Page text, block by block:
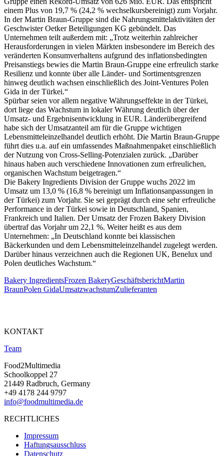
einem Plus von 19,7 % (24,2 % wechselkursbereinigt) zum Vorjahr.
In der Martin Braun-Gruppe sind die Nahrungsmittelaktivitäten der
Geschwister Oetker Beteiligungen KG gebündelt. Das
Unternehmen teilt außerdem mit: „Trotz weiterhin zahlreicher
Herausforderungen in vielen Märkten insbesondere im Bereich des
veränderten Konsumverhaltens aufgrund des inflationsbedingten
Preisanstiegs bewies die Martin Braun-Gruppe eine erfreulich starke
Resilienz und konnte über alle Länder- und Sortimentsgrenzen
hinweg deutlich wachsen einschließlich des Joint-Ventures Polen
Gida in der Türkei.“
Spürbar seien vor allem negative Währungseffekte in der Türkei,
dort liege das Wachstum in lokaler Währung deutlich über der
Umsatz- und Ergebnisentwicklung in EUR. Länderübergreifend
habe sich der Umsatzanteil am für die Gruppe wichtigen
Lebensmitteleinzelhandel deutlich erhöht. Die Martin Braun-Gruppe
führt dies u.a. auf ein umfassendes Maßnahmenpaket einschließlich
der Nutzung von Cross-Selling-Potenzialen zurück. „Darüber
hinaus haben auch verschiedene Innovationen zum erfreulichen,
organischen Wachstum beigetragen.“
Die Bakery Ingredients Division der Gruppe wuchs 2022 im
Umsatz um 13,0 % (16,8 % bereinigt um Inflationsanpassungen in
der Türkei) zum Vorjahr. Sie sei geprägt durch eine sehr erfreuliche
Performance in der Türkei sowie in Deutschland, Spanien,
Frankreich und Italien. Der Umsatz der Frozen Bakery Division
übertraf das Vorjahr um 22,1 %. Weiter heißt es aus dem
Unternehmen: „In Deutschland konnte bei klassischen
Bäckerkunden und dem Lebensmitteleinzelhandel zugelegt werden.
Darüber hinaus verzeichnen auch die Regionen UK, Benelux und
Polen deutliches Wachstum.“
Bakery IngredientsFrozen BakeryGeschäftsberichtMartin
BraunPolen GidaUmsatzwachstumZulieferanten
KONTAKT
Team
Food2Multimedia
Schoolkoppel 27
21449 Radbruch, Germany
+49 4178 244 9797
info@foodmultimedia.de
RECHTLICHES
Impressum
Haftungsausschluss
Datenschutz